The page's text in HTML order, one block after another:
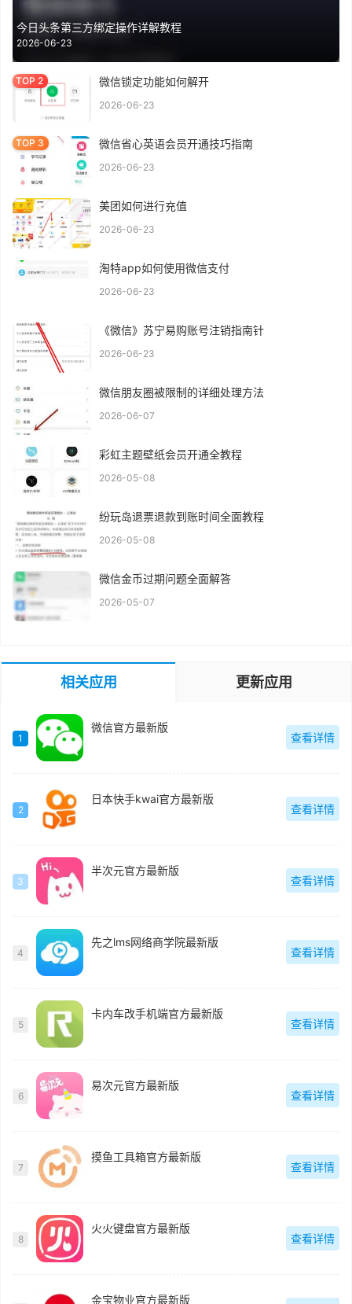
今日头条第三方绑定操作详解教程
2026-06-23
微信锁定功能如何解开
2026-06-23
微信省心英语会员开通技巧指南
2026-06-23
美团如何进行充值
2026-06-23
淘特app如何使用微信支付
2026-06-23
《微信》苏宁易购账号注销指南针
2026-06-23
微信朋友圈被限制的详细处理方法
2026-06-07
彩虹主题壁纸会员开通全教程
2026-05-08
纷玩岛退票退款到账时间全面教程
2026-05-08
微信金币过期问题全面解答
2026-05-07
相关应用 更新应用
1
微信官方最新版
查看详情
2
日本快手kwai官方最新版
查看详情
3
半次元官方最新版
查看详情
4
先之lms网络商学院最新版
查看详情
5
卡内车改手机端官方最新版
查看详情
6
易次元官方最新版
查看详情
7
摸鱼工具箱官方最新版
查看详情
8
火火键盘官方最新版
查看详情
金宝物业官方最新版